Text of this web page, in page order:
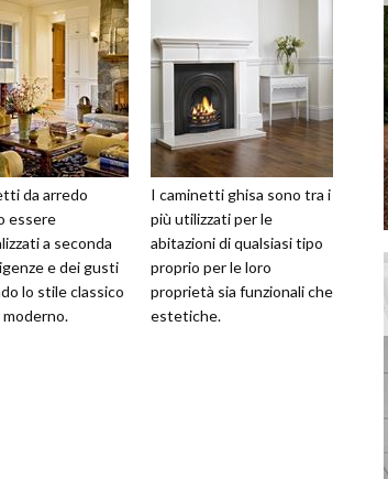
da arredo
essere
a seconda
e dei gusti
lo stile classico
I caminetti ghisa sono tra i
più utilizzati per le
abitazioni di qualsiasi tipo
proprio per le loro
proprietà sia funzionali che
estetiche.